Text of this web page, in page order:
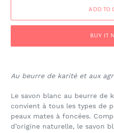
ADD TO
BUY IT
Au beurre de karité et aux
Le savon blanc au beurre de
convient à tous les types de
peaux mates à foncées.
d’origine naturelle, le savon